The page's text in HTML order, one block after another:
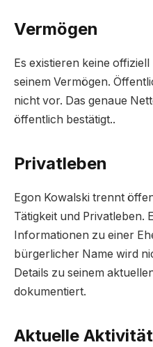
Vermögen
Es existieren keine
seinem Vermögen.
nicht vor. Das genaue
öffentlich bestätigt..
Privatleben
Egon Kowalski trennt
Tätigkeit und Privatleben.
Informationen zu einer
bürgerlicher Name wird
Details zu seinem
dokumentiert.
Aktuelle